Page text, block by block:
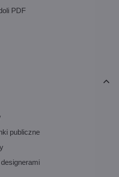
PDF
publiczne